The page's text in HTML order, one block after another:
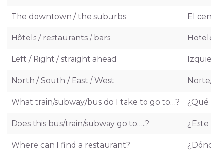
The downtown / the suburbs El
Hôtels / restaurants / bars
Left / Right / straight ahead
North / South / East / West Norte/
What train/subway/bus do I take to go to…? ¿Qué
Does this bus/train/subway go to…..? ¿Este
Where can I find a restaurant?